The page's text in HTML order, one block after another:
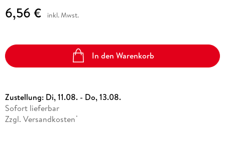
6,56 € inkl. Mwst.
In den Warenkorb
Zustellung: Di, 11.08. - Do, 13.08.
Sofort lieferbar
Zzgl. Versandkosten *